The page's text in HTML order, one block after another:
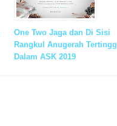
One Two Jaga dan Di Sisi
Rangkul Anugerah Tertingg
Dalam ASK 2019